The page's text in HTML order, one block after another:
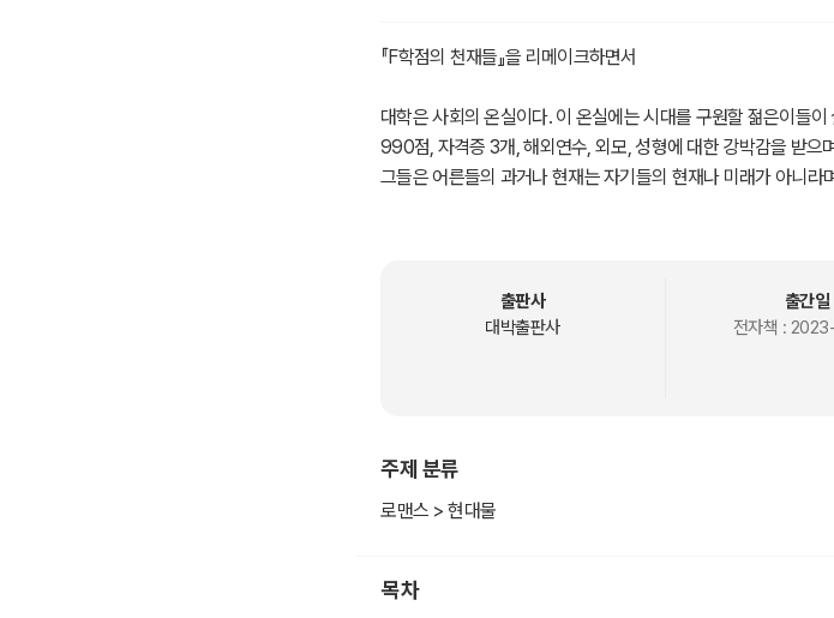
『F학점의 천재들』을 리메이크하면서
대학은 사회의 온실이다. 이 온실에는 시대를 구원할 젊은이들
990점, 자격증 3개, 해외연수, 외모, 성형에 대한 강박감을 받으
그들은 어른들의 과거나 현재는 자기들의 현재나 미래가 아니
그들은 고독을 즐기며 사랑도 즐기려 한다.
그들은 캠퍼스 안팎에서 치열한 각축을 벌이고 있다. 대학은 공
이 소설이 대학인들의 내면의 애정을 표현하지 못했다고 독자들
그들의 고뇌를 조금이라도 이해했다며 갈채를 보내 준다면 깊은
출판사
대박출판사
출간일
전자책 :
주제 분류
로맨스 > 현대물
목차